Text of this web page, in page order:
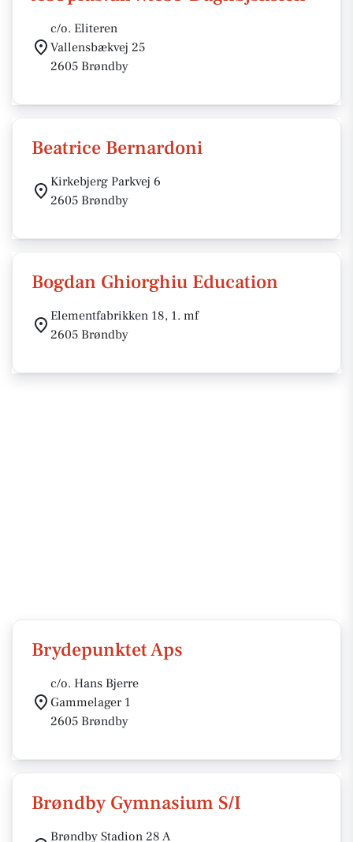
c/o. Eliteren
Vallensbækvej 25
2605 Brøndby
Beatrice Bernardoni
Kirkebjerg Parkvej 6
2605 Brøndby
Bogdan Ghiorghiu Education
Elementfabrikken 18, 1. mf
2605 Brøndby
Brydepunktet Aps
c/o. Hans Bjerre
Gammelager 1
2605 Brøndby
Brøndby Gymnasium S/I
Brøndby Stadion 28 A